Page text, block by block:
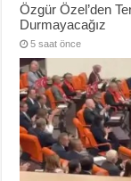
Özgür Özel’den
Durmayacağız
5 saat önce